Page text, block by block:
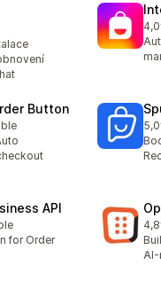
4,0
Button
5,0
API
for Order
4,8
AI-